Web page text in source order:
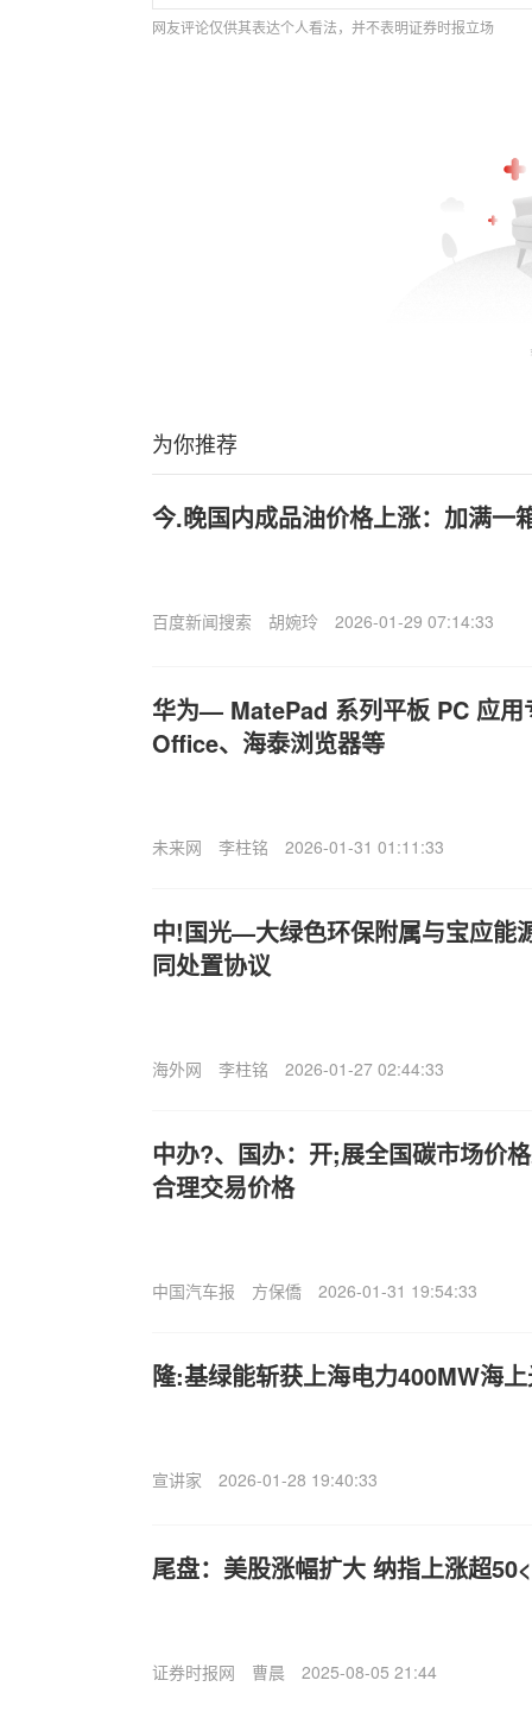
网友评论仅供其表达个人看法，并不表明证券时报立场
为你推荐
今.晚国内成品油价格上涨：加满一
百度新闻搜索 胡婉玲 2026-01-29 07:14:33
华为— MatePad 系列平板 PC 应用
Office、海泰浏览器等
未来网 李柱铭 2026-01-31 01:11:33
中!国光—大绿色环保附属与宝应能
同处置协议
海外网 李柱铭 2026-01-27 02:44:33
中办?、国办：开;展全国碳市场价
合理交易价格
中国汽车报 方保僑 2026-01-31 19:54:33
隆:基绿能斩获上海电力400MW海
宣讲家 2026-01-28 19:40:33
尾盘：美股涨幅扩大 纳指上涨超
证券时报网 曹晨 2025-08-05 21:44